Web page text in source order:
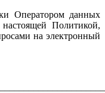
Оператором данных
настоящей Политикой,
на электронный